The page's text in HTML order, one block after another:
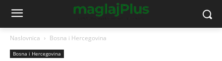
Naslovnica Bosna i Hercegovina
Bosna i Hercegovina